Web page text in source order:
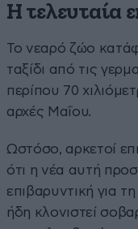
Η τελευταία
Το νεαρό ζώο
ταξίδι από τις
περίπου 70
αρχές Μαΐου.
Ωστόσο, αρκετοί
ότι η νέα αυτή
επιβαρυντική για
ήδη κλονιστεί